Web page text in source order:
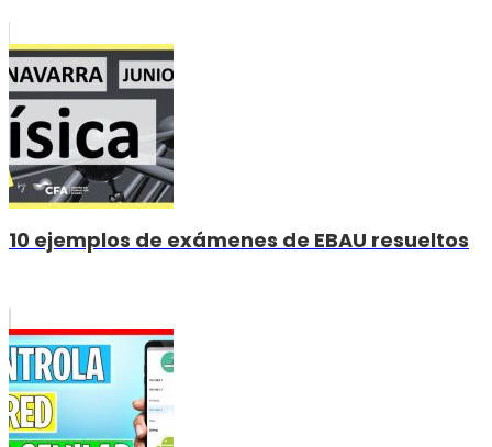
10 ejemplos de exámenes de EBAU resueltos